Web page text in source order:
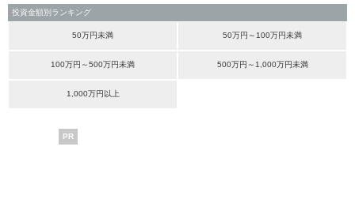
投資金額別ランキング
50万円未満 50万円～100万円未満
100万円～500万円未満 500万円～1,000万円未満
1,000万円以上
PR